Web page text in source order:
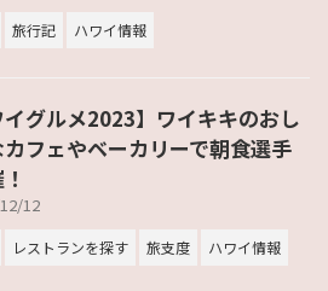
旅行記 ハワイ情報
イグルメ2023】ワイキキのおし
カフェやベーカリーで朝食選手
12
レストランを探す 旅支度 ハワイ情報